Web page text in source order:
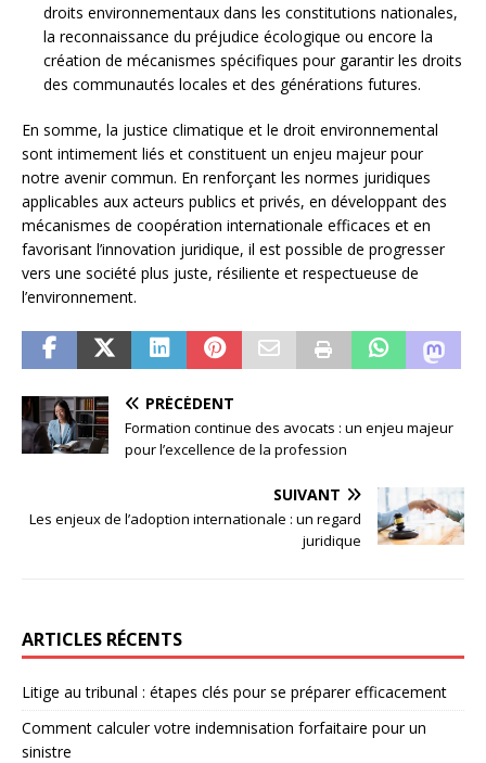
droits environnementaux dans les constitutions nationales,
la reconnaissance du préjudice écologique ou encore la
création de mécanismes spécifiques pour garantir les droits
des communautés locales et des générations futures.
En somme, la justice climatique et le droit environnemental
sont intimement liés et constituent un enjeu majeur pour
notre avenir commun. En renforçant les normes juridiques
applicables aux acteurs publics et privés, en développant des
mécanismes de coopération internationale efficaces et en
favorisant l’innovation juridique, il est possible de progresser
vers une société plus juste, résiliente et respectueuse de
l’environnement.
PRÉCÉDENT
Formation continue des avocats : un enjeu majeur
pour l’excellence de la profession
SUIVANT
Les enjeux de l’adoption internationale : un regard
juridique
ARTICLES RÉCENTS
Litige au tribunal : étapes clés pour se préparer efficacement
Comment calculer votre indemnisation forfaitaire pour un
sinistre